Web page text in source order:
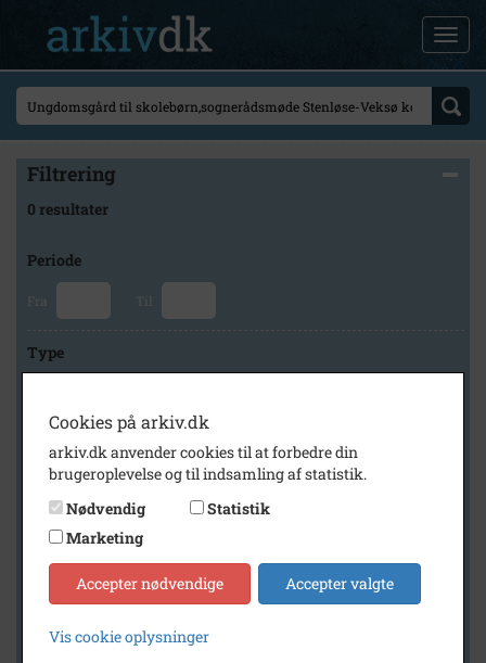
Filtrering
0 resultater
Periode
Fra Til
Type
Arkiv
Lokalarkivet Alsønderup -Tjæreby
Generelt
Cookies på arkiv.dk
arkiv.dk anvender cookies til at forbedre din
brugeroplevelse og til indsamling af statistik.
Nødvendig
Statistik
Marketing
Accepter nødvendige Accepter valgte
Vis cookie oplysninger